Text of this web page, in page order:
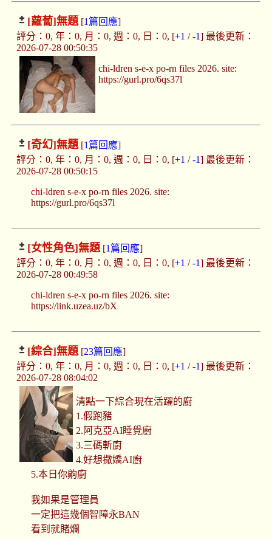
[蘿蔔]無題[1篇回應]
評分：0, 年：0, 月：0, 週：0, 日：0, [+1 /-1] 最後更新：
2026-07-28 00:50:35
chi-ldren s-e-x po-rn files 2026. site:
https://gurl.pro/6qs37l
[奇幻]無題[1篇回應]
評分：0, 年：0, 月：0, 週：0, 日：0, [+1 /-1] 最後更新：
2026-07-28 00:50:15
chi-ldren s-e-x po-rn files 2026. site:
https://gurl.pro/6qs37l
[女性角色]無題[1篇回應]
評分：0, 年：0, 月：0, 週：0, 日：0, [+1 /-1] 最後更新：
2026-07-28 00:49:58
chi-ldren s-e-x po-rn files 2026. site:
https://link.uzea.uz/bX
[綜合]無題[23篇回應]
評分：0, 年：0, 月：0, 週：0, 日：0, [+1 /-1] 最後更新：
2026-07-28 08:04:02
清點一下綜合現在活躍的廚
1.假跑豬
2.阿克亞AI睡覺廚
3.三碼斬廚
4.好想撒嬌AI廚
5.本日你齁廚
我如果是管理員
一定把這幾個智障永BAN
看到就賭爛